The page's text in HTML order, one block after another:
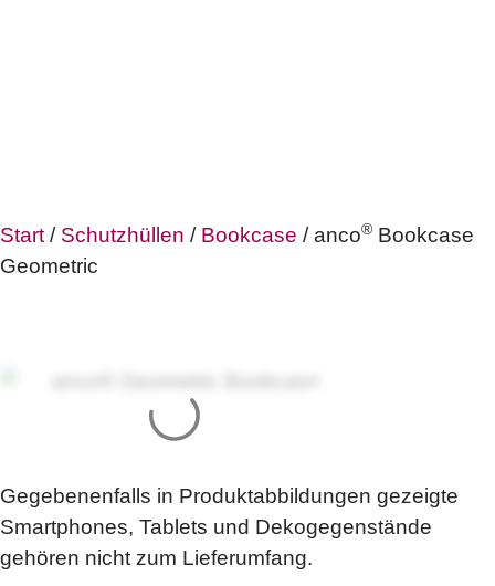
Start/ Schutzhüllen / Bookcase / anco® Bookcase
Geometric
Gegebenenfalls in Produktabbildungen gezeigte
Smartphones, Tablets und Dekogegenstände
gehören nicht zum Lieferumfang.